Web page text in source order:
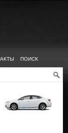
ПОИСК